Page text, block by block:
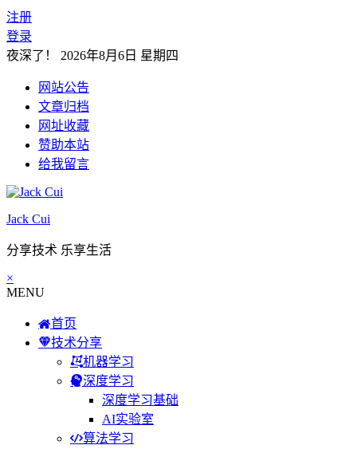
注册
登录
夜深了！ 2026年8月6日 星期四
网站公告
文章归档
网址收藏
赞助本站
给我留言
Jack Cui
分享技术 乐享生活
×
MENU
首页
技术分享
机器学习
深度学习
深度学习基础
AI实验室
算法学习